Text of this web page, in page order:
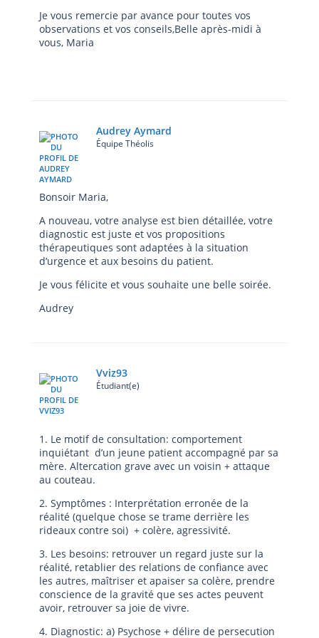
Je vous remercie par avance pour toutes vos
observations et vos conseils,Belle après-midi à
vous, Maria
Audrey Aymard
Équipe Théolis
Bonsoir Maria,
A nouveau, votre analyse est bien détaillée, votre
diagnostic est juste et vos propositions
thérapeutiques sont adaptées à la situation
d’urgence et aux besoins du patient.
Je vous félicite et vous souhaite une belle soirée.
Audrey
Vviz93
Étudiant(e)
1. Le motif de consultation: comportement
inquiétant d’un jeune patient accompagné par sa
mère. Altercation grave avec un voisin + attaque
au couteau.
2. Symptômes : Interprétation erronée de la
réalité (quelque chose se trame derrière les
rideaux contre soi) + colère, agressivité.
3. Les besoins: retrouver un regard juste sur la
réalité, retablier des relations de confiance avec
les autres, maîtriser et apaiser sa colère, prendre
conscience de la gravité que ses actes peuvent
avoir, retrouver sa joie de vivre.
4. Diagnostic: a) Psychose + délire de persecution